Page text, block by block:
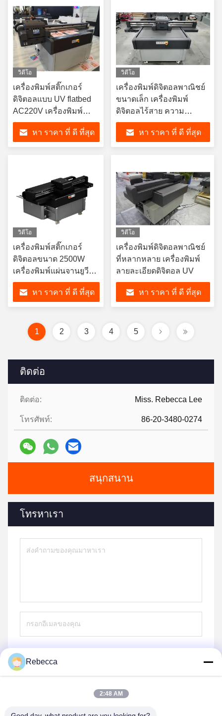
ติดต่อ
ติดต่อ: Miss. Rebecca Lee
โทรศัพท์: 86-20-3480-0274
สนุกสนาน
โทรหาเรา
วิดีโอ
เครื่องพิมพ์สติ๊กเกอร์
ดิจิตอลแบบ UV flatbed
AC220V เครื่องพิมพ์
พาณิชย์
หา ราคา ที่ ดี ที่สุด
วิดีโอ
เครื่องพิมพ์ดิจิตอลพาณิชย์
ขนาดเล็ก เครื่องพิมพ์
ดิจิตอลไร้สาย ความ
ละเอียดสูง
หา ราคา ที่ ดี ที่สุด
วิดีโอ
เครื่องพิมพ์สติ๊กเกอร์
ดิจิตอลขนาด 2500W
เครื่องพิมพ์แผ่นจานยูวีแบ
บกําหนดเอง
หา ราคา ที่ ดี ที่สุด
วิดีโอ
เครื่องพิมพ์ดิจิตอลพาณิชย์
ที่หลากหลาย เครื่องพิมพ์
ลายละเอียดดิจิตอล UV
หา ราคา ที่ ดี ที่สุด
1 2 3 4 5
Rebecca
2:48 AM